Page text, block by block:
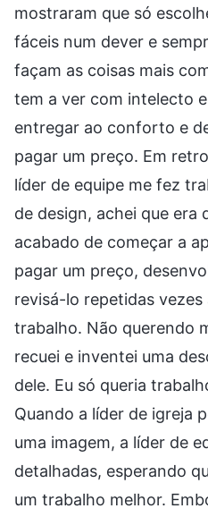
mostraram que só
fáceis num dever e
façam as coisas mais
tem a ver com intelecto
entregar ao conforto e
pagar um preço. Em
líder de equipe me fez
de design, achei que era
acabado de começar a
pagar um preço,
revisá-lo repetidas
trabalho. Não querendo
recuei e inventei uma
dele. Eu só queria
Quando a líder de igreja
uma imagem, a líder de
detalhadas, esperando
um trabalho melhor.